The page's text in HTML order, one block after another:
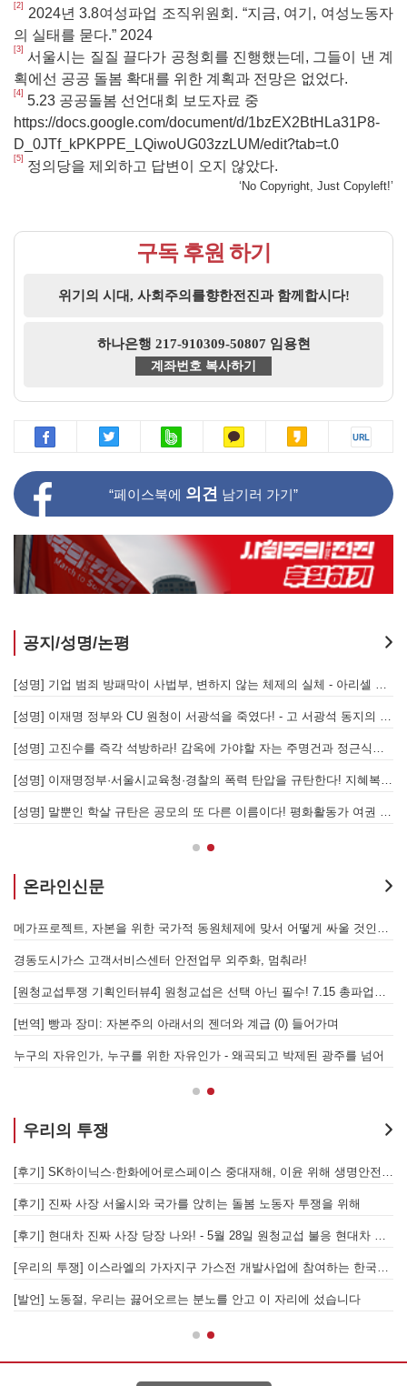
[2]
2024년 3.8여성파업 조직위원회. “지금, 여기, 여성노동자
의 실태를 묻다.” 2024
[3] 서울시는 질질 끌다가 공청회를 진행했는데, 그들이 낸 계
획에선 공공 돌봄 확대를 위한 계획과 전망은 없었다.
[4] 5.23 공공돌봄 선언대회 보도자료 중
https://docs.google.com/document/d/1bzEX2BtHLa31P8-
D_0JTf_kPKPPE_LQiwoUG03zzLUM/edit?tab=t.0
[5] 정의당을 제외하고 답변이 오지 않았다.
‘No Copyright, Just Copyleft!’
구독 후원 하기
위기의 시대, 사회주의를향한전진과 함께합시다!
하나은행 217-910309-50807 임용현
계좌번호 복사하기
“페이스북에 의견 남기러 가기”
공지/성명/논평
온라인신문
경동도시가스 고객서비스센터 안전업무 외주화, 멈춰라!
[번역] 빵과 장미: 자본주의 아래서의 젠더와 계급 (0) 들어가며
누구의 자유인가, 누구를 위한 자유인가 - 왜곡되고 박제된 광주를 넘어
우리의 투쟁
[후기] 진짜 사장 서울시와 국가를 앉히는 돌봄 노동자 투쟁을 위해
[발언] 노동절, 우리는 끓어오르는 분노를 안고 이 자리에 섰습니다